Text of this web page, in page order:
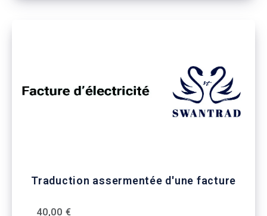
Traduction assermentée d'une facture
40,00 €